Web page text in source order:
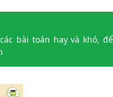
bài toán hay và khó, để